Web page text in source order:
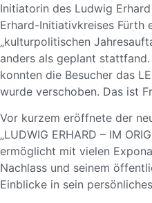
Initiatorin des Ludwig
Erhard-Initiativkreises Fürth
„kulturpolitischen
anders als geplant
konnten die Besucher das
wurde verschoben. Das ist
Vor kurzem eröffnete der
„LUDWIG ERHARD – IM
ermöglicht mit vielen
Nachlass und seinem
Einblicke in sein